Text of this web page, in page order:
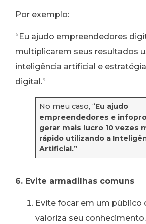
Por exemplo:
“Eu ajudo empreendedores
multiplicarem seus resultados
inteligência artificial e
digital.”
No meu caso, “Eu ajudo
empreendedores e
gerar mais lucro 10 vezes
rápido utilizando a
Artificial.”
6. Evite armadilhas comuns
Evite focar em um público
valoriza seu